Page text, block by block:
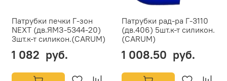
Патрубки печки Г-зон
NEXT (дв.ЯМЗ-5344-20)
3шт.к-т силикон.(CARUM)
1 082 руб.
Патрубки рад-ра Г-3110
(дв.406) 5шт.к-т силикон.
(CARUM)
1 008.50 руб.